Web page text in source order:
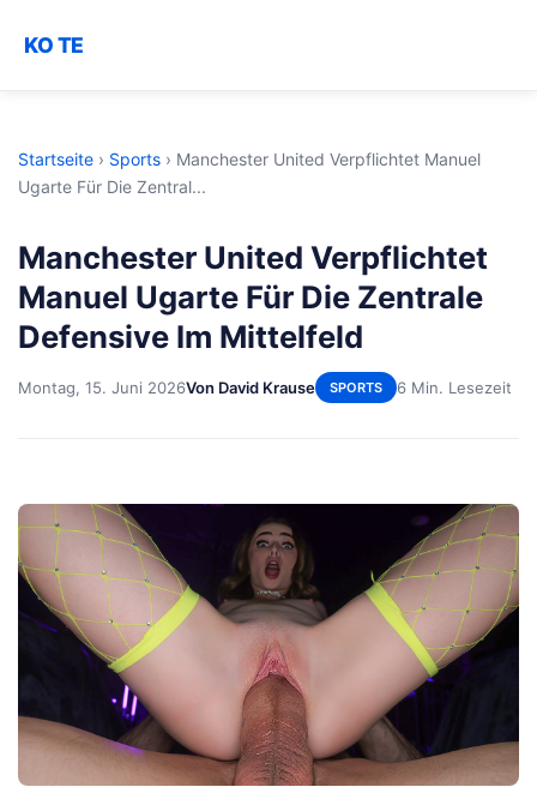
KO TE
Startseite › Sports › Manchester United Verpflichtet Manuel
Ugarte Für Die Zentral...
Manchester United Verpflichtet
Manuel Ugarte Für Die Zentrale
Defensive Im Mittelfeld
Montag, 15. Juni 2026Von David Krause SPORTS 6 Min. Lesezeit